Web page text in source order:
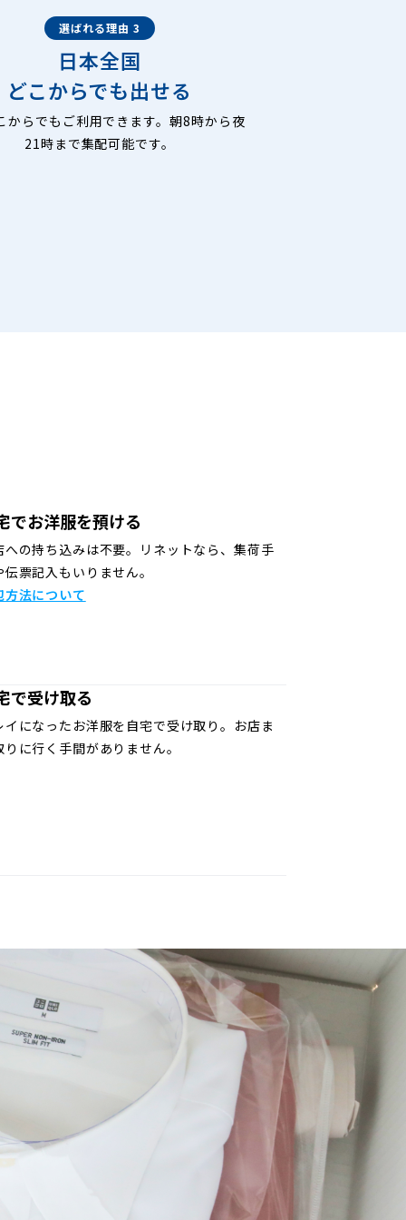
選ばれる理由 3
日本全国
どこからでも出せる
からでもご利用できます。朝8時から夜
21時まで集配可能です。
でお洋服を預ける
への持ち込みは不要。リネットなら、集荷手
伝票記入もいりません。
方法について
で受け取る
イになったお洋服を自宅で受け取り。お店ま
りに行く手間がありません。